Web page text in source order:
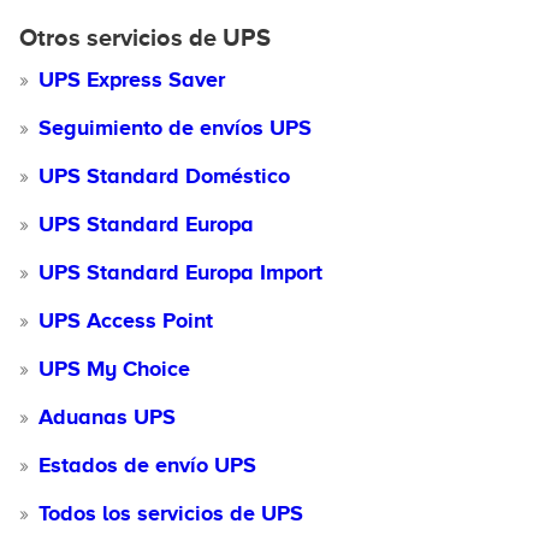
Otros servicios de UPS
UPS Express Saver
Seguimiento de envíos UPS
UPS Standard Doméstico
UPS Standard Europa
UPS Standard Europa Import
UPS Access Point
UPS My Choice
Aduanas UPS
Estados de envío UPS
Todos los servicios de UPS